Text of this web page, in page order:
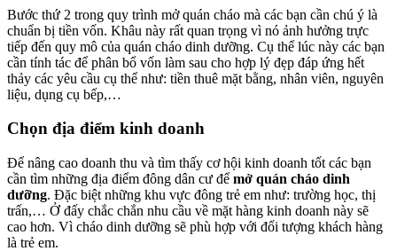
Bước thứ 2 trong quy trình mở quán cháo mà các bạn cần chú ý là
chuẩn bị tiền vốn. Khâu này rất quan trọng vì nó ảnh hưởng trực
tiếp đến quy mô của quán cháo dinh dưỡng. Cụ thể lúc này các bạn
cần tính tác để phân bổ vốn làm sau cho hợp lý đẹp đáp ứng hết
thảy các yêu cầu cụ thể như: tiền thuê mặt bằng, nhân viên, nguyên
liệu, dụng cụ bếp,…
Chọn địa điểm kinh doanh
Để nâng cao doanh thu và tìm thấy cơ hội kinh doanh tốt các bạn
cần tìm những địa điểm đông dân cư để mở quán cháo dinh
dưỡng. Đặc biệt những khu vực đông trẻ em như: trường học, thị
trấn,… Ở đấy chắc chắn nhu cầu về mặt hàng kinh doanh này sẽ
cao hơn. Vì cháo dinh dưỡng sẽ phù hợp với đối tượng khách hàng
là trẻ em.